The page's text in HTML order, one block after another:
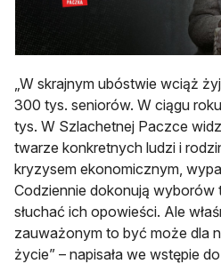
„W skrajnym ubóstwie wciąż
300 tys. seniorów. W ciągu
tys. W Szlachetnej Paczce
twarze konkretnych ludzi i
kryzysem ekonomicznym,
Codziennie dokonują wyborów
słuchać ich opowieści. Ale
zauważonym to być może dla
życie” – napisała we wstępie